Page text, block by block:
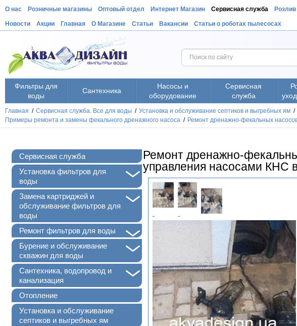
О нас Розничные магазины Оптовый отдел Интернет Магазин Сервисная служба
Новости Акции Главная О Магазине Статьи Вакансии Статьи о роботах пылесосах
Фильтры для
воды
Сантехника
Насосы и
оборудование
Сервисная
служба
Главная / Сервисная служба. Все для воды / Установка и обслуживание септиков и выгребных ям /
Примеры ремонта и замены фекального дренажного насоса / Ремонт дренажно-фекальных
Сервисная служба
+
Установка фильтров для
воды
Замена картриджей и
обслуживание фильтров для
воды
+
Ремонт фильтров для воды
+
Бурение и обслуживание
скважин для воды
+
Сантехника, водопровод и
канализация
Отопление
Установка и обслуживание
септиков и выгребных ям
Ремонт дренажно-
управления насосами КНС